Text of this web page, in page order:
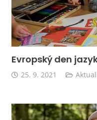
Evropský den
25. 9. 2021